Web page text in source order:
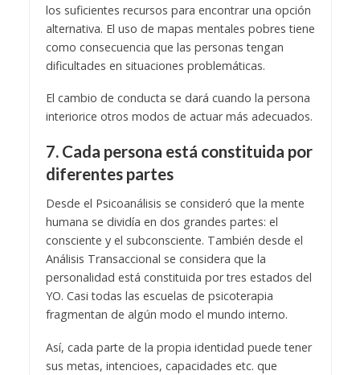
los suficientes recursos para encontrar una opción
alternativa. El uso de mapas mentales pobres tiene
como consecuencia que las personas tengan
dificultades en situaciones problemáticas.
El cambio de conducta se dará cuando la persona
interiorice otros modos de actuar más adecuados.
7. Cada persona está constituida por
diferentes partes
Desde el Psicoanálisis se consideró que la mente
humana se dividía en dos grandes partes: el
consciente y el subconsciente. También desde el
Análisis Transaccional se considera que la
personalidad está constituida por tres estados del
YO. Casi todas las escuelas de psicoterapia
fragmentan de algún modo el mundo interno.
Así, cada parte de la propia identidad puede tener
sus metas, intencioes, capacidades etc. que